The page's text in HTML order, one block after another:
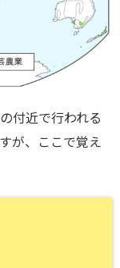
付近で行われる
が、ここで覚え